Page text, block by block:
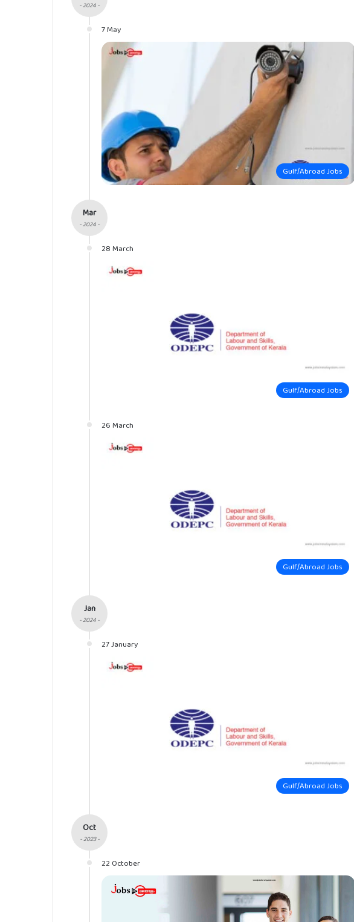
- 2024 -
7 May
Gulf/Abroad Jobs
Mar
- 2024 -
28 March
Gulf/Abroad Jobs
26 March
Gulf/Abroad Jobs
Jan
- 2024 -
27 January
Gulf/Abroad Jobs
Oct
- 2023 -
22 October